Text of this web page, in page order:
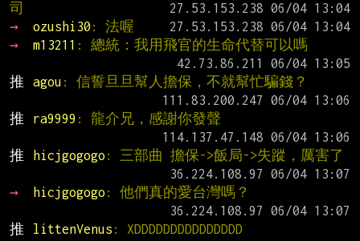
司
→
ozushi30 : 法喔
→
m13211 : 總統：我用飛官的生命代替可以嗎
推
agou : 信誓旦旦幫人擔保，不就幫忙騙錢？
推
ra9999 : 龍介兄，感謝你發聲
推
hicjgogogo : 三部曲 擔保->飯局->失蹤，厲害了
→
hicjgogogo : 他們真的愛台灣嗎？
推
littenVenus : XDDDDDDDDDDDDDDD